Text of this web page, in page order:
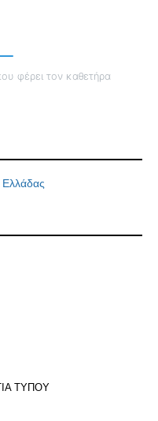
φέρει τον καθετήρα
ΤΥΠΟΥ